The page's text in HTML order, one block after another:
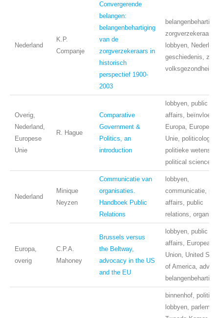
Nederland
K.P.
Companje
Convergerende
belangen:
belangenbehartiging
van de
zorgverzekeraars in
historisch
perspectief 1900-
2003
zorgverzekeraars,
lobbyen,
geschiedenis,
volksgezondheid
Overig,
Nederland,
Europese
Unie
R. Hague
Comparative
Government &
Politics, an
introduction
lobbyen, public
affairs,
Europa, Europese
Unie, politicologie,
politieke
political science
Nederland
Minique
Neyzen
Communicatie van
organisaties.
Handboek Public
Relations
lobbyen,
communicatie,
affairs, public
relations,
Europa,
overig
C.P.A.
Mahoney
Brussels versus
the Beltway,
advocacy in the US
and the EU
lobbyen, public
affairs, European
Union, United
of America,
binnenhof, politiek,
lobbyen,